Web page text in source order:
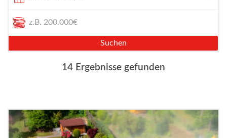
Suchen
14 Ergebnisse gefunden